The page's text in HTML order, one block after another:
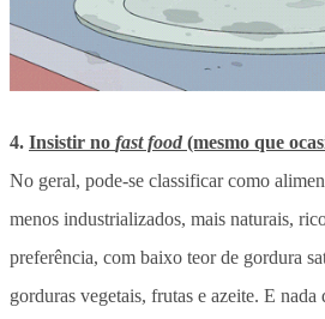
4. Insistir no fast food (mesmo que
No geral, pode-se classificar como
menos industrializados, mais naturais,
preferência, com baixo teor de gordura
gorduras vegetais, frutas e azeite. E nada